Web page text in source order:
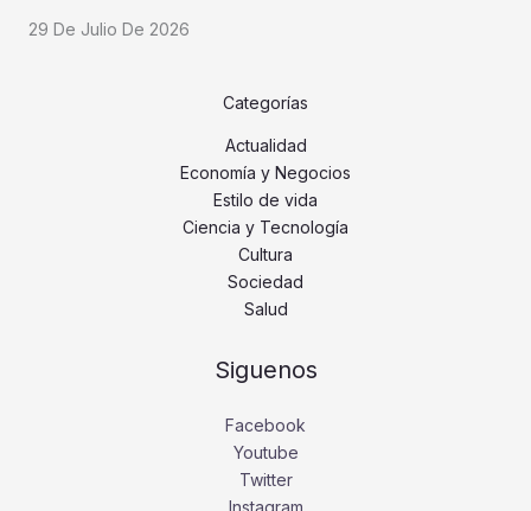
29 De Julio De 2026
Categorías
Actualidad
Economía y Negocios
Estilo de vida
Ciencia y Tecnología
Cultura
Sociedad
Salud
Siguenos
Facebook
Youtube
Twitter